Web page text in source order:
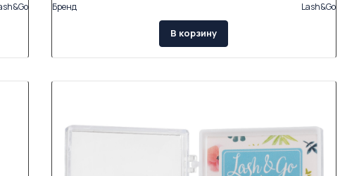
Бренд
Lash&Go
В корзину